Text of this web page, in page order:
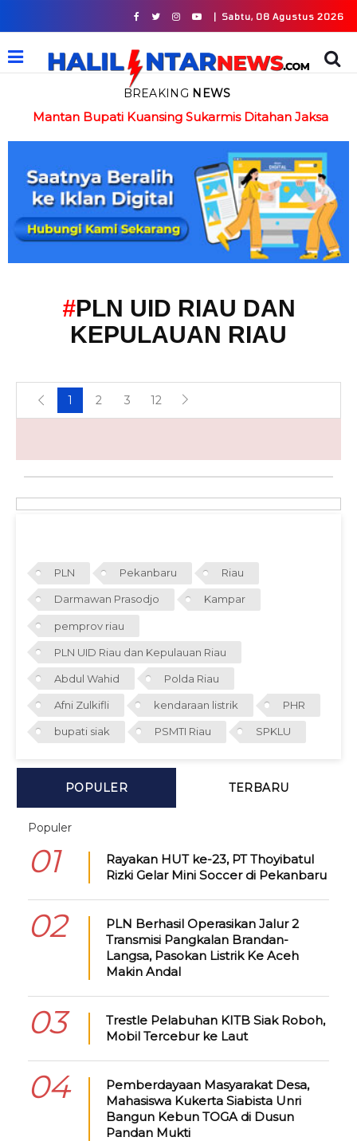
| Sabtu, 08 Agustus 2026
BREAKING NEWS
Mantan Bupati Kuansing Sukarmis Ditahan Jaksa
#PLN UID RIAU DAN
KEPULAUAN RIAU
1 2 3 12
PLN Pekanbaru Riau
Darmawan Prasodjo Kampar
pemprov riau
PLN UID Riau dan Kepulauan Riau
Abdul Wahid Polda Riau
Afni Zulkifli kendaraan listrik PHR
bupati siak PSMTI Riau SPKLU
POPULER TERBARU
Populer
01
Rayakan HUT ke-23, PT Thoyibatul
Rizki Gelar Mini Soccer di Pekanbaru
02
PLN Berhasil Operasikan Jalur 2
Transmisi Pangkalan Brandan-
Langsa, Pasokan Listrik Ke Aceh
Makin Andal
03
Trestle Pelabuhan KITB Siak Roboh,
Mobil Tercebur ke Laut
04
Pemberdayaan Masyarakat Desa,
Mahasiswa Kukerta Siabista Unri
Bangun Kebun TOGA di Dusun
Pandan Mukti